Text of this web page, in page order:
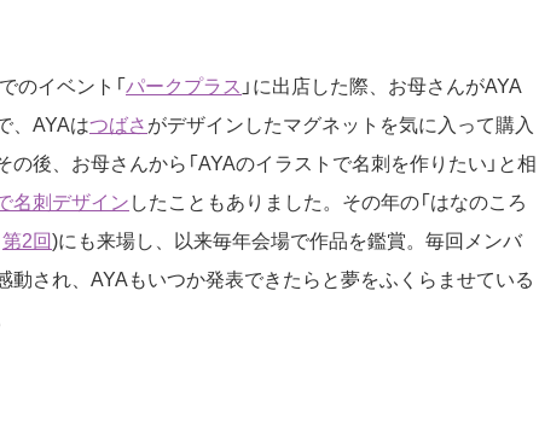
のイベント「パークプラス 」に出店した際、お母さんがAYA
、AYAはつばさがデザインしたマグネットを気に入って購入
後、お母さんから「AYAのイラストで名刺を作りたい」と相
名刺デザインしたこともありました。その年の「はなのころ
第2回)にも来場し、以来毎年会場で作品を鑑賞。毎回メンバ
動され、AYAもいつか発表できたらと夢をふくらませている